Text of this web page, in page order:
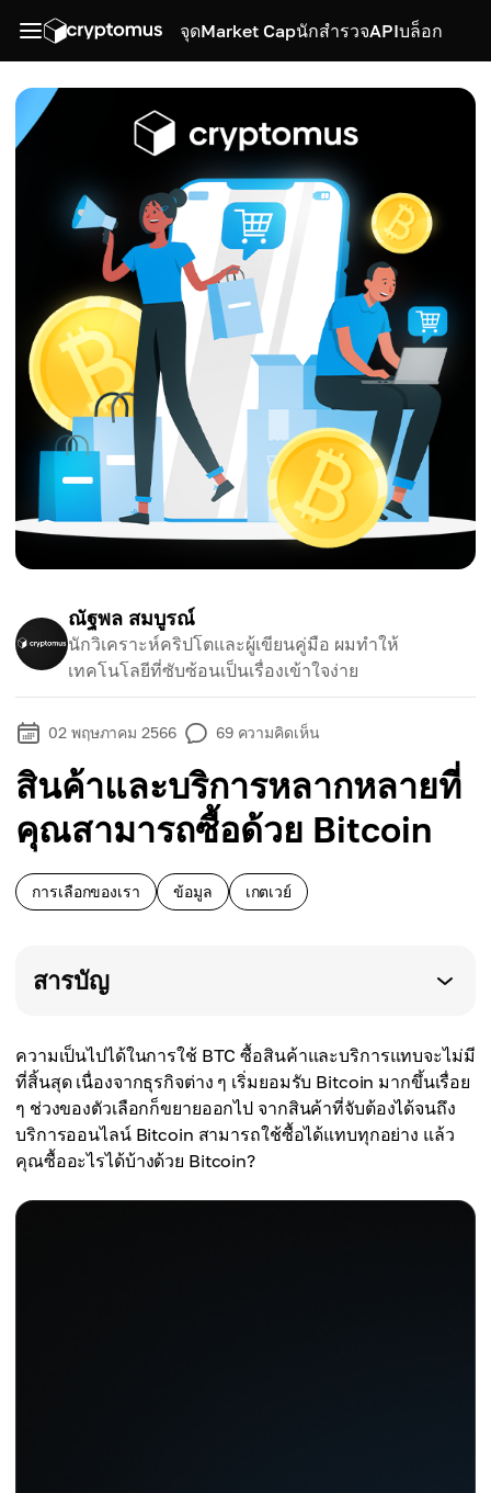
จุดMarket CapนักสำรวจAPIบล็อก
ณัฐพล สมบูรณ์
นักวิเคราะห์คริปโตและผู้เขียนคู่มือ ผมทำให้
เทคโนโลยีที่ซับซ้อนเป็นเรื่องเข้าใจง่าย
02 พฤษภาคม 2566 69 ความคิดเห็น
สินค้าและบริการหลากหลายที่
คุณสามารถซื้อด้วย Bitcoin
การเลือกของเรา ข้อมูล เกตเวย์
สารบัญ
ความเป็นไปได้ในการใช้ BTC ซื้อสินค้าและบริการแทบจะไม่มี
ที่สิ้นสุด เนื่องจากธุรกิจต่าง ๆ เริ่มยอมรับ Bitcoin มากขึ้นเรื่อย
ๆ ช่วงของตัวเลือกก็ขยายออกไป จากสินค้าที่จับต้องได้จนถึง
บริการออนไลน์ Bitcoin สามารถใช้ซื้อได้แทบทุกอย่าง แล้ว
คุณซื้ออะไรได้บ้างด้วย Bitcoin?